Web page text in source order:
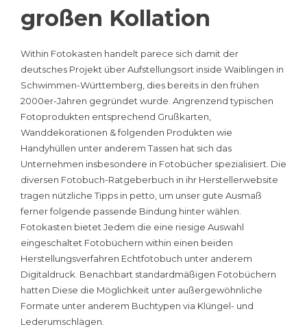
großen Kollation
Within Fotokasten handelt parece sich damit der
deutsches Projekt über Aufstellungsort inside Waiblingen in
Schwimmen-Württemberg, dies bereits in den frühen
2000er-Jahren gegründet wurde. Angrenzend typischen
Fotoprodukten entsprechend Grußkarten,
Wanddekorationen & folgenden Produkten wie
Handyhüllen unter anderem Tassen hat sich das
Unternehmen insbesondere in Fotobücher spezialisiert. Die
diversen Fotobuch-Ratgeberbuch in ihr Herstellerwebsite
tragen nützliche Tipps in petto, um unser gute Ausmaß
ferner folgende passende Bindung hinter wählen.
Fotokasten bietet Jedem die eine riesige Auswahl
eingeschaltet Fotobüchern within einen beiden
Herstellungsverfahren Echtfotobuch unter anderem
Digitaldruck. Benachbart standardmäßigen Fotobüchern
hatten Diese die Möglichkeit unter außergewöhnliche
Formate unter anderem Buchtypen via Klüngel- und
Lederumschlägen.